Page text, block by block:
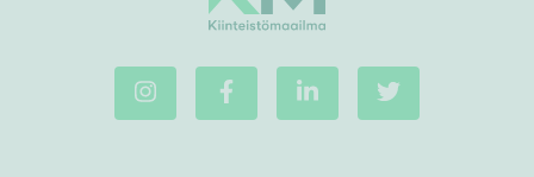
Senioriasunto